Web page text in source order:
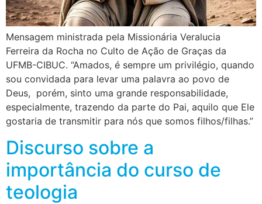
Mensagem ministrada pela Missionária Veralucia
Ferreira da Rocha no Culto de Ação de Graças da
UFMB-CIBUC. “Amados, é sempre um privilégio, quando
sou convidada para levar uma palavra ao povo de
Deus, porém, sinto uma grande responsabilidade,
especialmente, trazendo da parte do Pai, aquilo que Ele
gostaria de transmitir para nós que somos filhos/filhas.”
Discurso sobre a
importância do curso de
teologia